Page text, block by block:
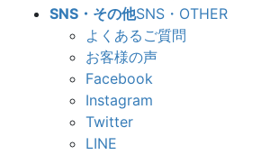
SNS・その他SNS・OTHER
よくあるご質問
お客様の声
Facebook
Instagram
Twitter
LINE